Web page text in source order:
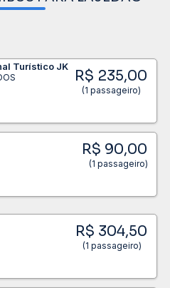
Turístico JK
R$ 235,00
(1 passageiro)
R$ 90,00
(1 passageiro)
R$ 304,50
(1 passageiro)